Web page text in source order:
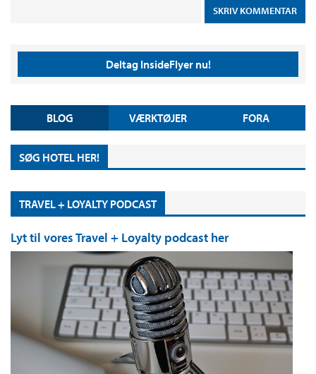
Deltag InsideFlyer nu!
BLOG VÆRKTØJER FORA
SØG HOTEL HER!
TRAVEL + LOYALTY PODCAST
Lyt til vores Travel + Loyalty podcast her